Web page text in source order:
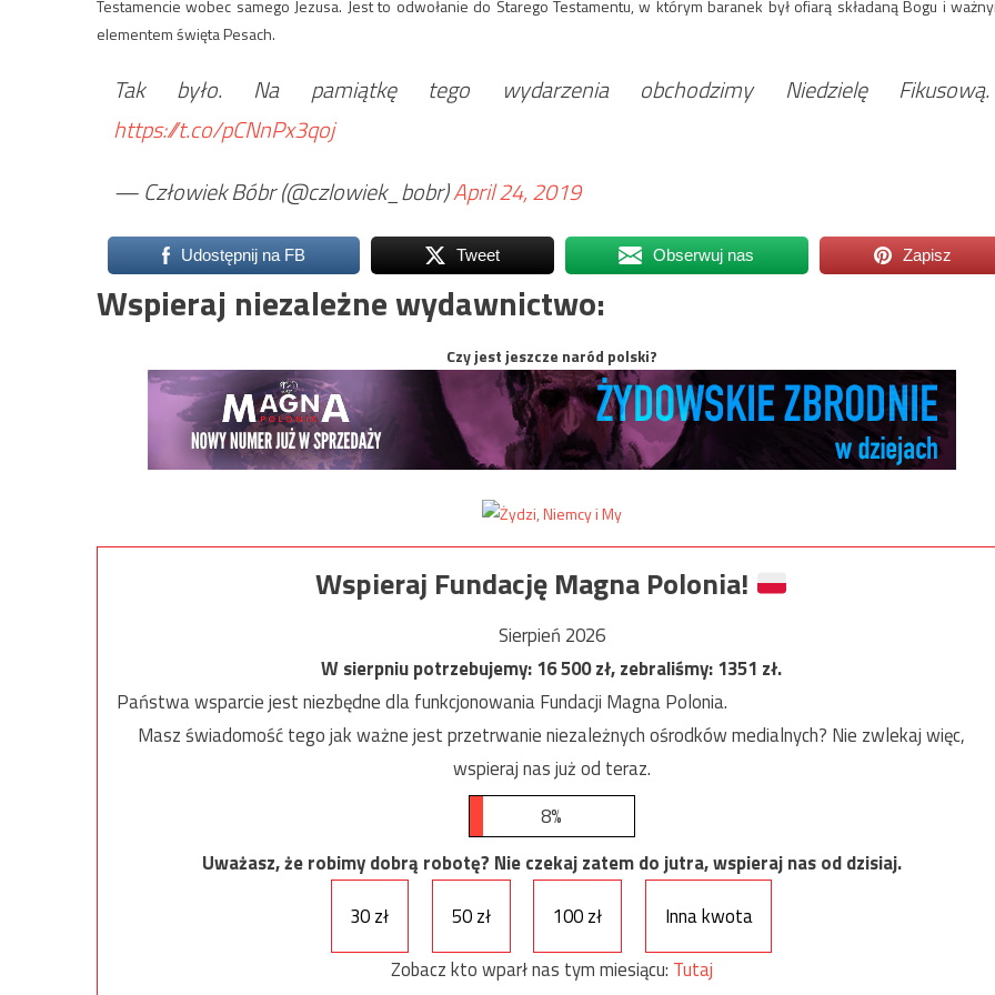
Testamencie wobec samego Jezusa. Jest to odwołanie do Starego Testamentu, w którym baranek był ofiarą składaną Bogu i
elementem święta Pesach.
Tak było. Na pamiątkę tego wydarzenia obchodzimy Niedzielę Fikusową.
https://t.co/pCNnPx3qoj
— Człowiek Bóbr (@czlowiek_bobr)April 24, 2019
Udostępnij na FB Tweet Obserwuj nas Zapisz
Wspieraj niezależne wydawnictwo:
Czy jest jeszcze naród polski?
Wspieraj Fundację Magna Polonia!
Sierpień 2026
W sierpniu potrzebujemy:16 500zł, zebraliśmy:1351 zł.
Państwa wsparcie jest niezbędne dla funkcjonowania Fundacji Magna Polonia.
Masz świadomość tego jak ważne jest przetrwanie niezależnych ośrodków medialnych? Nie zwlekaj więc,
wspieraj nas już od teraz.
8%
Uważasz, że robimy dobrą robotę? Nie czekaj zatem do jutra, wspieraj nas od dzisiaj.
30 zł
50 zł 100 zł
Inna kwota
Zobacz kto wparł nas tym miesiącu: Tutaj